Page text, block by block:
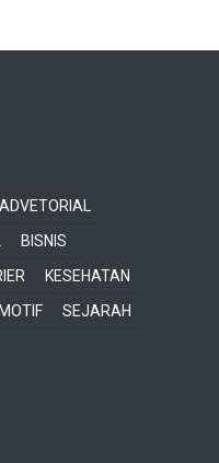
ADVETORIAL
BISNIS
KESEHATAN
SEJARAH